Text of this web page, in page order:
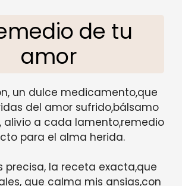
de tu
amor
un dulce medicamento,que
del amor sufrido,bálsamo
alivio a cada lamento,remedio
para el alma herida.
precisa, la receta exacta,que
que calma mis ansias,con